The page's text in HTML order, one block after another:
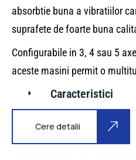
absorbtie buna a vibratiilor
suprafete de foarte buna
Configurabile in 3, 4 sau 5
aceste masini permit o
Caracteristici
Cere detalii